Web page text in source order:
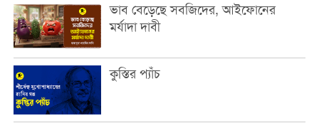
ভাব বেড়েছে সবজিদের, আইফোনের
মর্যাদা দাবী
কুস্তির প্যাঁচ